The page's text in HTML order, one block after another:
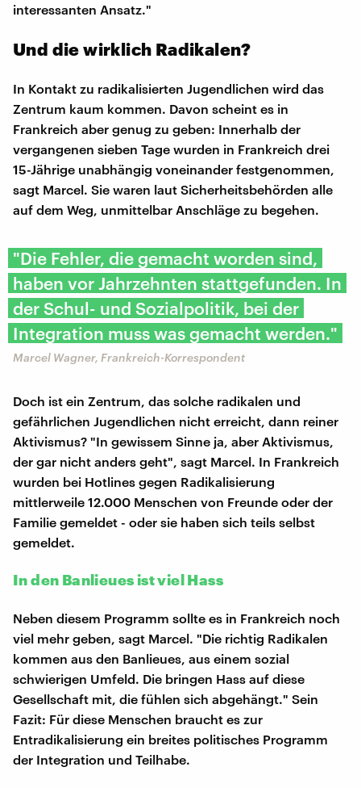
interessanten Ansatz."
Und die wirklich Radikalen?
In Kontakt zu radikalisierten Jugendlichen wird das
Zentrum kaum kommen. Davon scheint es in
Frankreich aber genug zu geben: Innerhalb der
vergangenen sieben Tage wurden in Frankreich drei
15-Jährige unabhängig voneinander festgenommen,
sagt Marcel. Sie waren laut Sicherheitsbehörden alle
auf dem Weg, unmittelbar Anschläge zu begehen.
"Die Fehler, die gemacht worden sind,
haben vor Jahrzehnten stattgefunden. In
der Schul- und Sozialpolitik, bei der
Integration muss was gemacht werden."
Marcel Wagner, Frankreich-Korrespondent
Doch ist ein Zentrum, das solche radikalen und
gefährlichen Jugendlichen nicht erreicht, dann reiner
Aktivismus? "In gewissem Sinne ja, aber Aktivismus,
der gar nicht anders geht", sagt Marcel. In Frankreich
wurden bei Hotlines gegen Radikalisierung
mittlerweile 12.000 Menschen von Freunde oder der
Familie gemeldet - oder sie haben sich teils selbst
gemeldet.
In den Banlieues ist viel Hass
Neben diesem Programm sollte es in Frankreich noch
viel mehr geben, sagt Marcel. "Die richtig Radikalen
kommen aus den Banlieues, aus einem sozial
schwierigen Umfeld. Die bringen Hass auf diese
Gesellschaft mit, die fühlen sich abgehängt." Sein
Fazit: Für diese Menschen braucht es zur
Entradikalisierung ein breites politisches Programm
der Integration und Teilhabe.